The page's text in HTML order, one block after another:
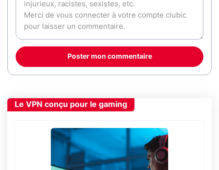
Poster mon commentaire
Le VPN conçu pour le gaming